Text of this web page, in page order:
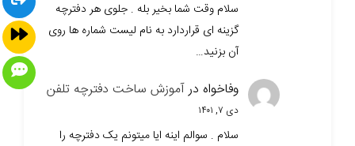
سلام وقت شما بخیر بله . جلوی هر دفترچه
گزینه ای قراردارد به نام لیست شماره ها روی
آن بزنید…
وفاخواه درآموزش ساخت دفترچه تلفن
دی ۷, ۱۴۰۱
سلام . سوالم اینه ایا میتونم یک دفترچه را